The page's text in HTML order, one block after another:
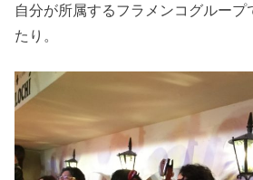
自分が所属するフラメンコグループ
たり。